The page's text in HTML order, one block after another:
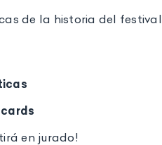
de la historia del festival
en jurado!